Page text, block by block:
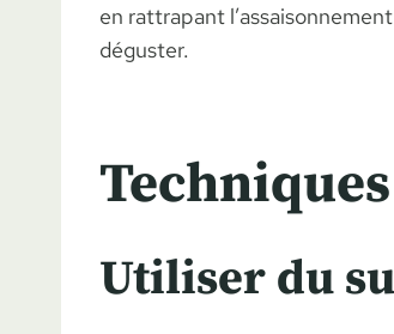
en rattrapant
déguster.
Utiliser du